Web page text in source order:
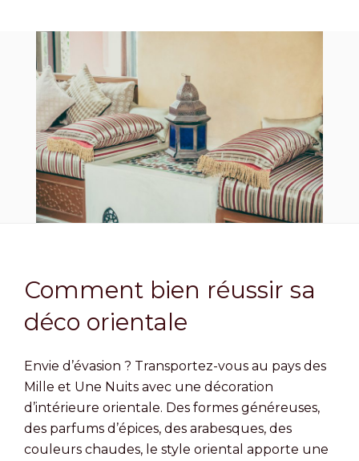
Comment bien réussir sa
déco orientale
Envie d’évasion ? Transportez-vous au pays des
Mille et Une Nuits avec une décoration
d’intérieure orientale. Des formes généreuses,
des parfums d’épices, des arabesques, des
couleurs chaudes, le style oriental apporte une